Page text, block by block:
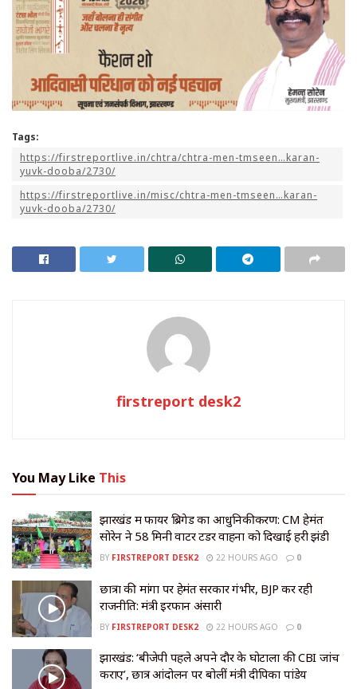
Tags:
https://firstreportlive.in/chtra/chtra-men-tmseen…karan-
yuvk-dooba/2730/
https://firstreportlive.in/misc/chtra-men-tmseen…karan-
yuvk-dooba/2730/
firstreport desk2
You May Like This
झारखंड में फायर ब्रिगेड का आधुनिकीकरण: CM हेमंत
सोरेन ने 58 मिनी वाटर टेंडर वाहनों को दिखाई हरी झंडी
BY FIRSTREPORT DESK2 22 HOURS AGO 0
छात्रों की मांगों पर हेमंत सरकार गंभीर, BJP कर रही
राजनीति: मंत्री इरफान अंसारी
BY FIRSTREPORT DESK2 22 HOURS AGO 0
झारखंड: ‘बीजेपी पहले अपने दौर के घोटालों की CBI जांच
कराए’, छात्र आंदोलन पर बोलीं मंत्री दीपिका पांडेय